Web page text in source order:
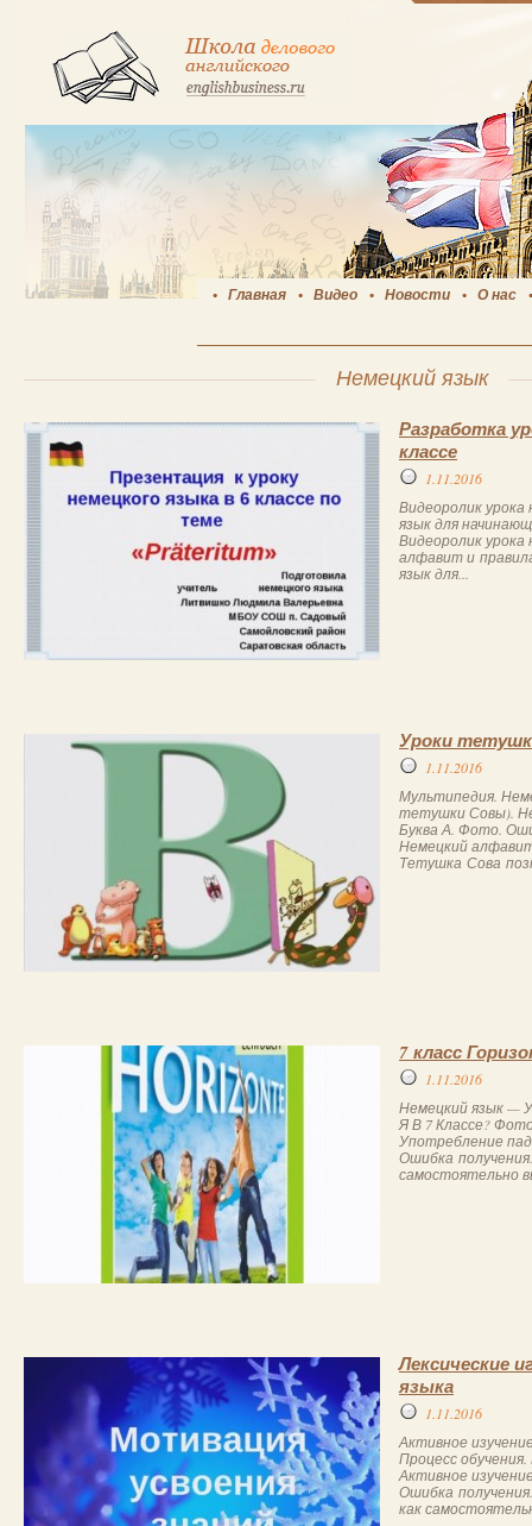
Главная Видео Новости О нас
Немецкий язык
Разработка
классе
1.11.2016
Видеоролик урока
язык для
Видеоролик урока
алфавит и
язык для...
Уроки
1.11.2016
Мультипедия.
тетушки Совы).
Буква А. Фото.
Немецкий
Тетушка Сова
7 класс
1.11.2016
Немецкий язык —
Я В 7 Классе?
Употребление
Ошибка
самостоятельно
Лексические
языка
1.11.2016
Активное
Процесс
Активное
Ошибка
как